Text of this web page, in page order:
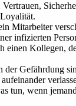
Mitarbeiter
infizierten
einen Kollegen,
der Gefährdung
tun, wenn